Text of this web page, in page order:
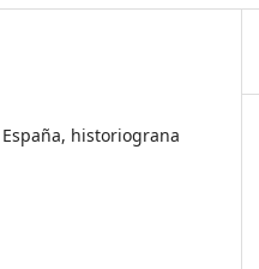
historiograna